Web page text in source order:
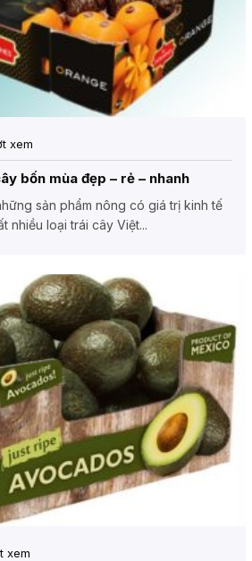
xem
bốn mùa đẹp – rẻ – nhanh
sản phẩm nông có giá trị kinh tế
nhiều loại trái cây Việt...
xem